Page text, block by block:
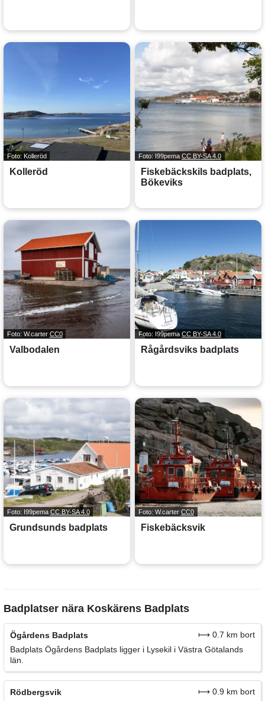
Foto: Kolleröd
Kolleröd
Foto: I99pema CC BY-SA 4.0
Fiskebäckskils badplats,
Bökeviks
Foto: W.carter CC0
Valbodalen
Foto: I99pema CC BY-SA 4.0
Rågårdsviks badplats
Foto: I99pema CC BY-SA 4.0
Grundsunds badplats
Foto: W.carter CC0
Fiskebäcksvik
Badplatser nära Koskärens Badplats
Ögårdens Badplats
⟼ 0.7 km bort
Badplats Ögårdens Badplats ligger i Lysekil i Västra Götalands
län.
Rödbergsvik
⟼ 0.9 km bort